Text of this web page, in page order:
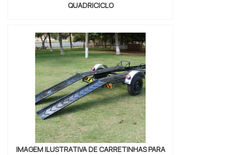
QUADRICICLO
IMAGEM ILUSTRATIVA DE CARRETINHAS PARA